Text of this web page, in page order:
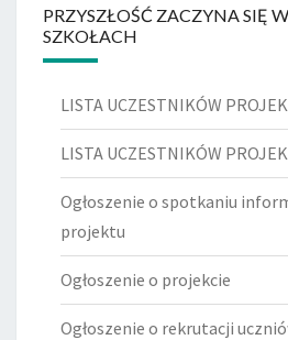
PRZYSZŁOŚĆ ZACZYNA SIĘ
SZKOŁACH
LISTA UCZESTNIKÓW
LISTA UCZESTNIKÓW
Ogłoszenie o spotkaniu
projektu
Ogłoszenie o projekcie
Ogłoszenie o rekrutacji